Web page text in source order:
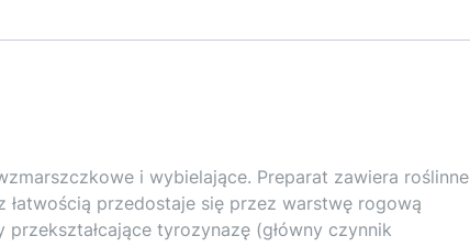
i wybielające. Preparat zawiera roślinne
przedostaje się przez warstwę rogową
tyrozynazę (główny czynnik